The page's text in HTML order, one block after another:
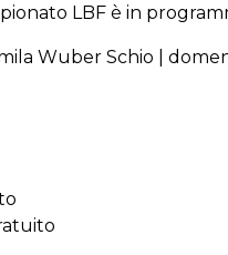
LBF è in
Wuber Schio |